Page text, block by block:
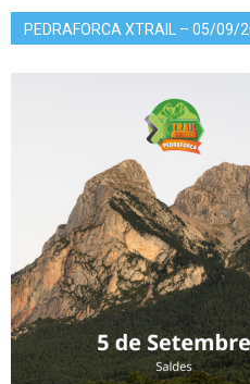
PEDRAFORCA XTRAIL – 05/09/